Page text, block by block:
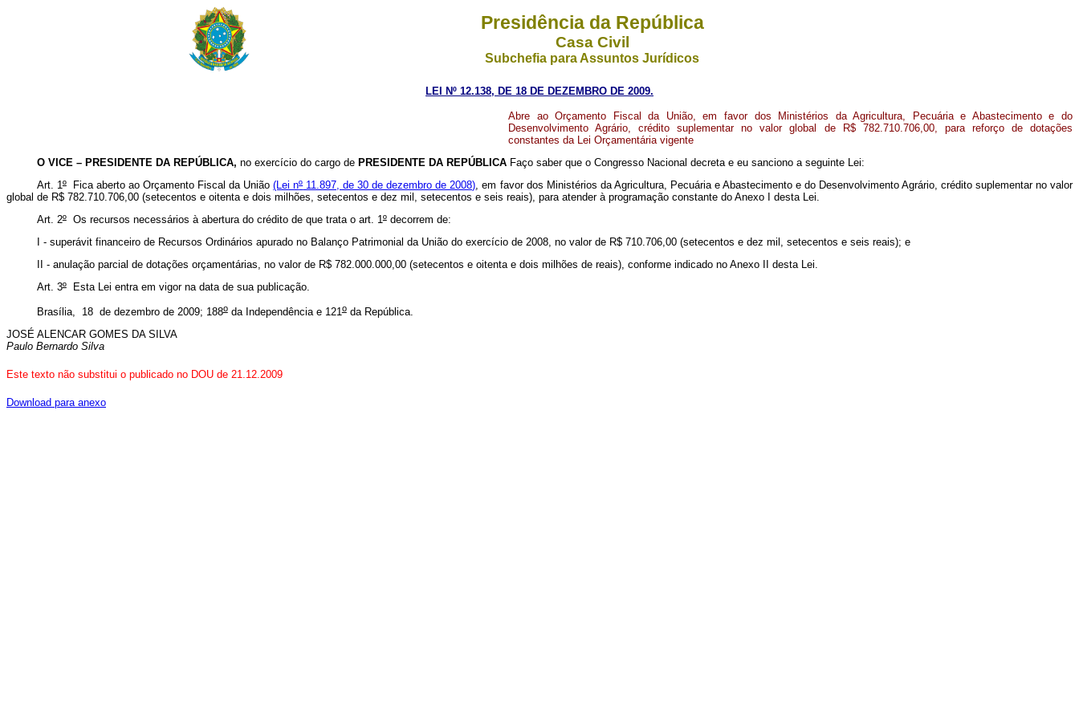
Presidência da República
Casa Civil
Subchefia para Assuntos Jurídicos
LEI Nº 12.138, DE 18 DE DEZEMBRO DE 2009.
Abre ao Orçamento Fiscal da União, em favor dos Ministérios da Agricultura, Pecuária e Abastecimento e do
Desenvolvimento Agrário, crédito suplementar no valor global de R$ 782.710.706,00, para reforço de dotações
constantes da Lei Orçamentária vigente
O VICE – PRESIDENTE DA REPÚBLICA, no exercício do cargo de PRESIDENTE DA REPÚBLICA Faço saber que o Congresso Nacional decreta e eu sanciono a seguinte Lei:
Art. 1ºFica aberto ao Orçamento Fiscal da União(Lei nº11.897, de 30 de dezembro de 2008), em favor dos Ministérios da Agricultura, Pecuária e Abastecimento e do Desenvolvimento Agrário, crédito suplementar no valor
global de R$ 782.710.706,00 (setecentos e oitenta e dois milhões, setecentos e dez mil, setecentos e seis reais), para atender à programação constante do Anexo I desta Lei.
Art. 2ºOs recursos necessários à abertura do crédito de que trata o art. 1ºdecorrem de:
I - superávit financeiro de Recursos Ordinários apurado no Balanço Patrimonial da União do exercício de 2008, no valor de R$ 710.706,00 (setecentos e dez mil, setecentos e seis reais); e
II - anulação parcial de dotações orçamentárias, no valor de R$ 782.000.000,00 (setecentos e oitenta e dois milhões de reais), conforme indicado no Anexo II desta Lei.
Art. 3ºEsta Lei entra em vigor na data de sua publicação.
Brasília, 18 de dezembro de 2009; 188oda Independência e 121oda República.
JOSÉ ALENCAR GOMES DA SILVA
Paulo Bernardo Silva
Este texto não substitui o publicado no DOU de 21.12.2009
Download para anexo